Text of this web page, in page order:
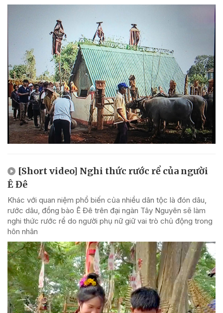
[Short video] Nghi thức rước rể của người
Ê Đê
Khác với quan niệm phổ biến của nhiều dân tộc là đón dâu,
rước dâu, đồng bào Ê Đê trên đại ngàn Tây Nguyên sẽ làm
nghi thức rước rể do người phụ nữ giữ vai trò chủ động trong
hôn nhân